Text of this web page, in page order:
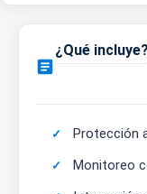

¿Qué incluye?
Protección
Monitoreo